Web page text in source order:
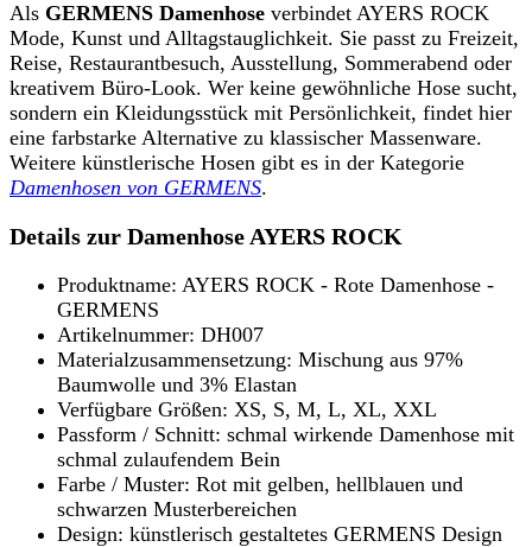
Als GERMENS Damenhose verbindet AYERS ROCK
Mode, Kunst und Alltagstauglichkeit. Sie passt zu Freizeit,
Reise, Restaurantbesuch, Ausstellung, Sommerabend oder
kreativem Büro-Look. Wer keine gewöhnliche Hose sucht,
sondern ein Kleidungsstück mit Persönlichkeit, findet hier
eine farbstarke Alternative zu klassischer Massenware.
Weitere künstlerische Hosen gibt es in der Kategorie
Damenhosen von GERMENS.
Details zur Damenhose AYERS ROCK
Produktname: AYERS ROCK - Rote Damenhose -
GERMENS
Artikelnummer: DH007
Materialzusammensetzung: Mischung aus 97%
Baumwolle und 3% Elastan
Verfügbare Größen: XS, S, M, L, XL, XXL
Passform / Schnitt: schmal wirkende Damenhose mit
schmal zulaufendem Bein
Farbe / Muster: Rot mit gelben, hellblauen und
schwarzen Musterbereichen
Design: künstlerisch gestaltetes GERMENS Design